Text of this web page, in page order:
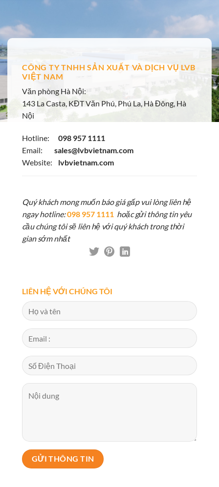
CÔNG TY TNHH SẢN XUẤT VÀ DỊCH VỤ LVB
VIỆT NAM
Văn phòng Hà Nội:
143 La Casta, KĐT Văn Phú, Phú La, Hà Đông, Hà
Nội
Hotline:
098 957 1111
Email:
sales@lvbvietnam.com
Website:
lvbvietnam.com
Quý khách mong muốn báo giá gấp vui lòng liên hệ
ngay hotline:098 957 1111 hoặc gửi thông tin yêu
cầu chúng tôi sẽ liên hệ với quý khách trong thời
gian sớm nhất
LIÊN HỆ VỚI CHÚNG TÔI